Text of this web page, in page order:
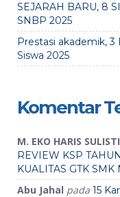
SEJARAH BARU, 8
SNBP 2025
Prestasi akademik,
Siswa 2025
Komentar
M. EKO HARIS
REVIEW KSP
KUALITAS GTK
Abu Jahal pada 15